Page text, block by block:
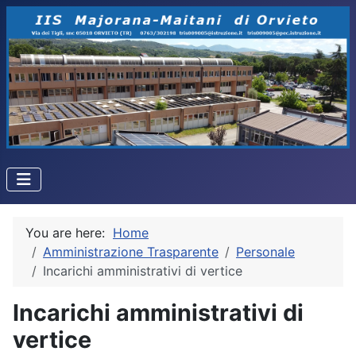
You are here: Home
Amministrazione Trasparente
Personale
Incarichi amministrativi di vertice
Incarichi amministrativi di
vertice